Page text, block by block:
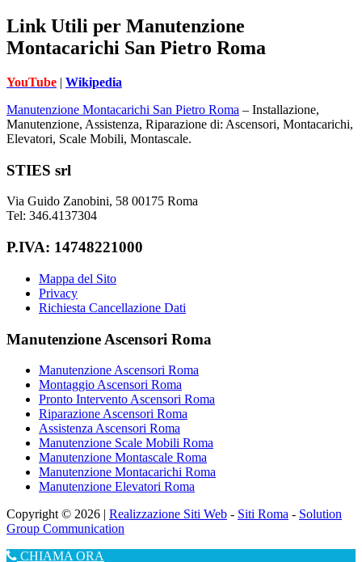
Link Utili per Manutenzione
Montacarichi San Pietro Roma
YouTube | Wikipedia
Manutenzione Montacarichi San Pietro Roma – Installazione,
Manutenzione, Assistenza, Riparazione di: Ascensori, Montacarichi,
Elevatori, Scale Mobili, Montascale.
Footer
STIES srl
Via Guido Zanobini, 58 00175 Roma
Tel: 346.4137304
P.IVA: 14748221000
Mappa del Sito
Privacy
Richiesta Cancellazione Dati
Manutenzione Ascensori Roma
Manutenzione Ascensori Roma
Montaggio Ascensori Roma
Pronto Intervento Ascensori Roma
Riparazione Ascensori Roma
Assistenza Ascensori Roma
Manutenzione Scale Mobili Roma
Manutenzione Montascale Roma
Manutenzione Montacarichi Roma
Manutenzione Elevatori Roma
Copyright © 2026 | Realizzazione Siti Web - Siti Roma - Solution
Group Communication
CHIAMA ORA